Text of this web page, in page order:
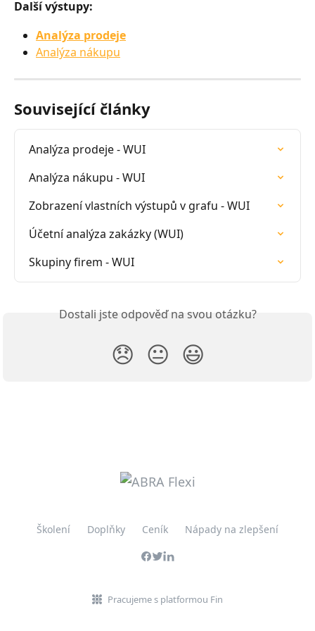
Další výstupy:
Analýza prodeje
Analýza nákupu
Související články
Analýza prodeje - WUI
Analýza nákupu - WUI
Zobrazení vlastních výstupů v grafu - WUI
Účetní analýza zakázky (WUI)
Skupiny firem - WUI
Dostali jste odpověď na svou otázku?
😞 😐 😃
Školení Doplňky Ceník Nápady na zlepšení
Pracujeme s platformou Fin